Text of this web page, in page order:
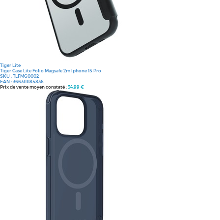
Tiger Lite
Tiger Case Lite Folio Magsafe 2m Iphone 15 Pro
SKU :TLFMG0002
EAN :3663111185836
Prix de vente moyen constaté :34,99 €